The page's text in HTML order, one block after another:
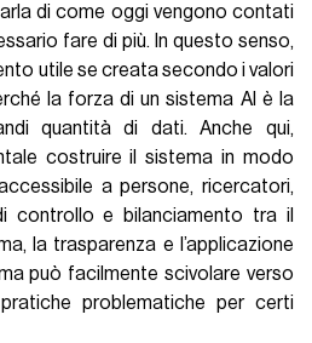
di come oggi vengono contati
fare di più. In questo senso,
utile se creata secondo i valori
la forza di un sistema AI è la
quantità di dati. Anche qui,
costruire il sistema in modo
a persone, ricercatori,
controllo e bilanciamento tra il
la trasparenza e l’applicazione
può facilmente scivolare verso
problematiche per certi